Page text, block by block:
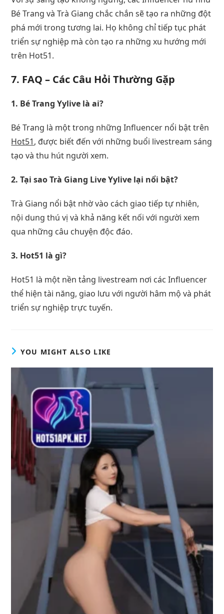
Bé Trang và Trà Giang chắc chắn sẽ tạo ra những đột
phá mới trong tương lai. Họ không chỉ tiếp tục phát
triển sự nghiệp mà còn tạo ra những xu hướng mới
trên Hot51.
7. FAQ – Các Câu Hỏi Thường Gặp
1. Bé Trang Yylive là ai?
Bé Trang là một trong những Influencer nổi bật trên
Hot51, được biết đến với những buổi livestream sáng
tạo và thu hút người xem.
2. Tại sao Trà Giang Live Yylive lại nổi bật?
Trà Giang nổi bật nhờ vào cách giao tiếp tự nhiên,
nội dung thú vị và khả năng kết nối với người xem
qua những câu chuyện độc đáo.
3. Hot51 là gì?
Hot51 là một nền tảng livestream nơi các Influencer
thể hiện tài năng, giao lưu với người hâm mộ và phát
triển sự nghiệp trực tuyến.
YOU MIGHT ALSO LIKE